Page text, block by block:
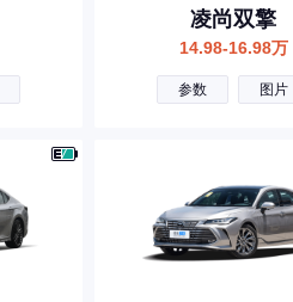
凌尚双擎
14.98-16.98万
参数 图片